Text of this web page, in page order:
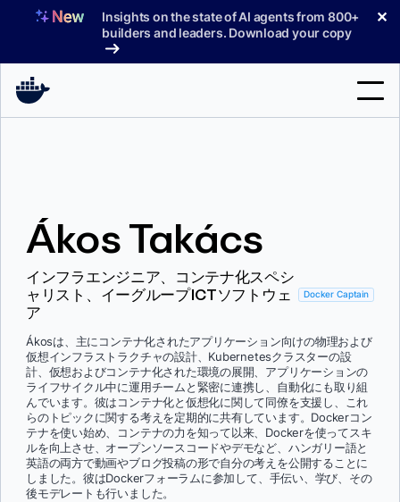
へ
Insights on the state of AI agents from 800+
builders and leaders. Download your copy
✕
サポート
料金プラン
ブログ
サインイン
Ákos Takács
インフラエンジニア、コンテナ化スペシ
ャリスト、イーグループICTソフトウェ
ア
Docker Captain
Ákosは、主にコンテナ化されたアプリケーション向けの物理および
仮想インフラストラクチャの設計、Kubernetesクラスターの設
計、仮想およびコンテナ化された環境の展開、アプリケーションの
ライフサイクル中に運用チームと緊密に連携し、自動化にも取り組
んでいます。彼はコンテナ化と仮想化に関して同僚を支援し、これ
らのトピックに関する考えを定期的に共有しています。Dockerコン
テナを使い始め、コンテナの力を知って以来、Dockerを使ってスキ
ルを向上させ、オープンソースコードやデモなど、ハンガリー語と
英語の両方で動画やブログ投稿の形で自分の考えを公開することに
しました。彼はDockerフォーラムに参加して、手伝い、学び、その
後モデレートも行いました。